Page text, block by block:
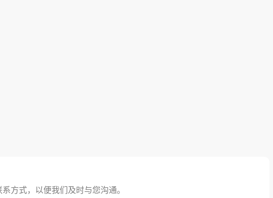
方式，以便我们及时与您沟通。